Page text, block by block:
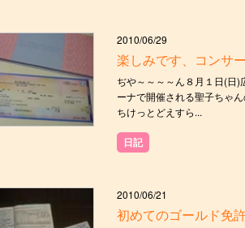
2010/06/29
楽しみです、コンサ
ぢや～～～～ん８月１日(日)
ーナで開催される聖子ちゃ
ちけっとどえすら...
日記
2010/06/21
初めてのゴールド免